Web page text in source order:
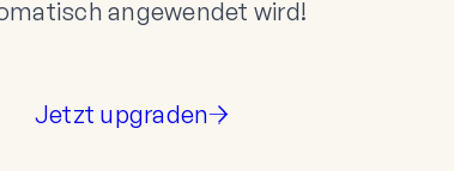
angewendet wird!
Jetzt upgraden